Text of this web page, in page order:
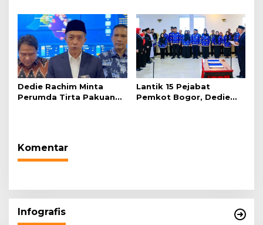
Dedie Rachim Minta
Perumda Tirta Pakuan
Lantik 15 Pejabat
Pemkot Bogor, Dedie
Komentar
Infografis